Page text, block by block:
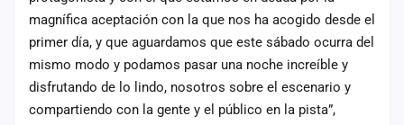
magnífica aceptación con la que nos ha acogido desde el
primer día, y que aguardamos que este sábado ocurra del
mismo modo y podamos pasar una noche increíble y
disfrutando de lo lindo, nosotros sobre el escenario y
compartiendo con la gente y el público en la pista”,